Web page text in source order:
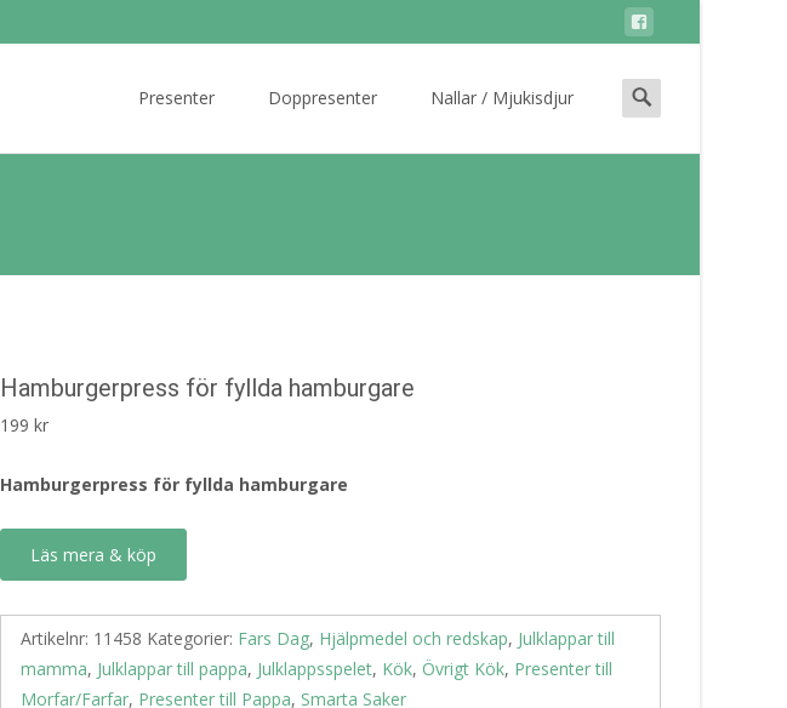
Presenter Doppresenter Nallar / Mjukisdjur
Search
for:
Hamburgerpress för fyllda hamburgare
199 kr
Hamburgerpress för fyllda hamburgare
Läs mera & köp
Artikelnr: 11458 Kategorier: Fars Dag, Hjälpmedel och redskap, Julklappar till
mamma, Julklappar till pappa, Julklappsspelet, Kök, Övrigt Kök, Presenter till
Morfar/Farfar, Presenter till Pappa, Smarta Saker